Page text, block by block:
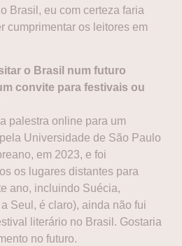
Brasil, eu com certeza faria
cumprimentar os leitores em
o Brasil num futuro
convite para festivais ou
palestra online para um
Universidade de São Paulo
em 2023, e foi
os lugares distantes para
ano, incluindo Suécia,
Seul, é claro), ainda não fui
literário no Brasil. Gostaria
no futuro.